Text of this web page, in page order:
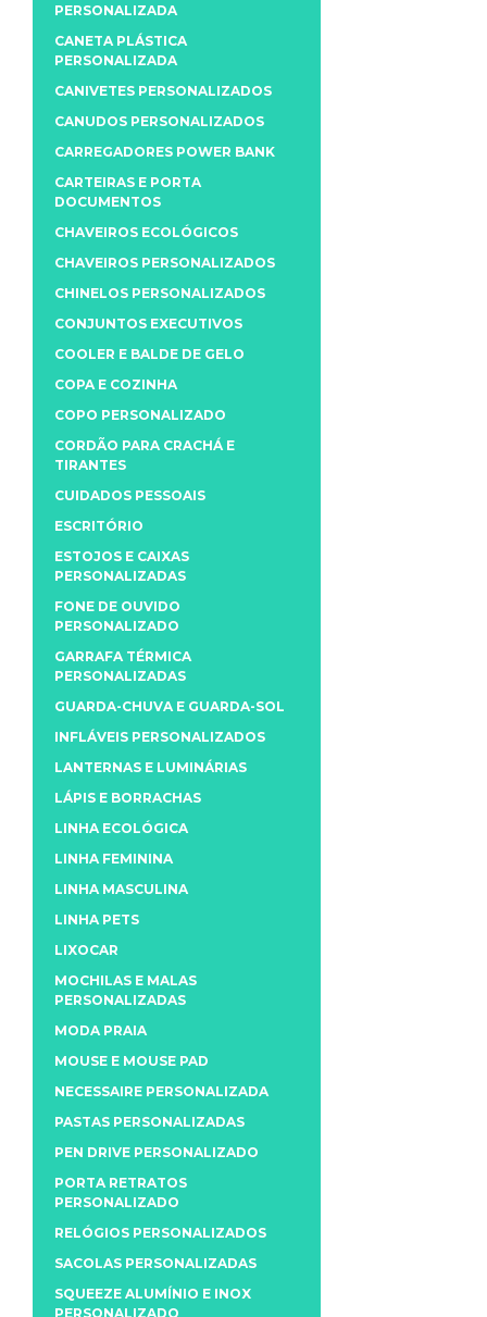
PERSONALIZADA
CANETA PLÁSTICA
PERSONALIZADA
CANIVETES PERSONALIZADOS
CANUDOS PERSONALIZADOS
CARREGADORES POWER BANK
CARTEIRAS E PORTA
DOCUMENTOS
CHAVEIROS ECOLÓGICOS
CHAVEIROS PERSONALIZADOS
CHINELOS PERSONALIZADOS
CONJUNTOS EXECUTIVOS
COOLER E BALDE DE GELO
COPA E COZINHA
COPO PERSONALIZADO
CORDÃO PARA CRACHÁ E
TIRANTES
CUIDADOS PESSOAIS
ESCRITÓRIO
ESTOJOS E CAIXAS
PERSONALIZADAS
FONE DE OUVIDO
PERSONALIZADO
GARRAFA TÉRMICA
PERSONALIZADAS
GUARDA-CHUVA E GUARDA-SOL
INFLÁVEIS PERSONALIZADOS
LANTERNAS E LUMINÁRIAS
LÁPIS E BORRACHAS
LINHA ECOLÓGICA
LINHA FEMININA
LINHA MASCULINA
LINHA PETS
LIXOCAR
MOCHILAS E MALAS
PERSONALIZADAS
MODA PRAIA
MOUSE E MOUSE PAD
NECESSAIRE PERSONALIZADA
PASTAS PERSONALIZADAS
PEN DRIVE PERSONALIZADO
PORTA RETRATOS
PERSONALIZADO
RELÓGIOS PERSONALIZADOS
SACOLAS PERSONALIZADAS
SQUEEZE ALUMÍNIO E INOX
PERSONALIZADO